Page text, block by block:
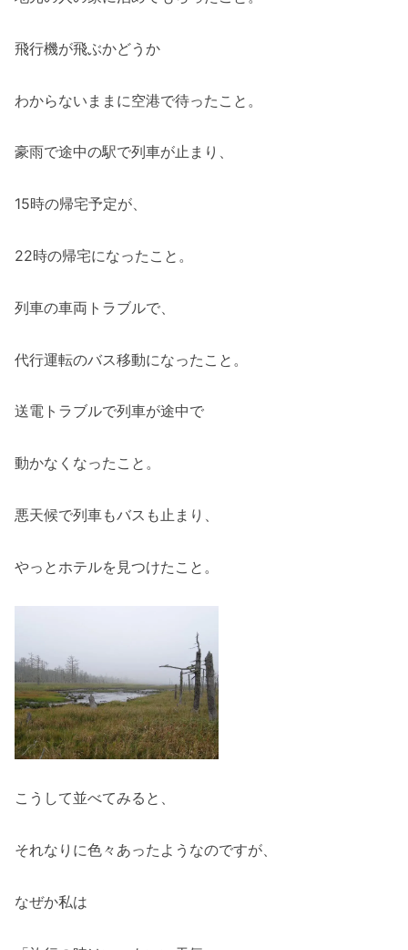
飛行機が飛ぶかどうか
わからないままに空港で待ったこと。
豪雨で途中の駅で列車が止まり、
15時の帰宅予定が、
22時の帰宅になったこと。
列車の車両トラブルで、
代行運転のバス移動になったこと。
送電トラブルで列車が途中で
動かなくなったこと。
悪天候で列車もバスも止まり、
やっとホテルを見つけたこと。
こうして並べてみると、
それなりに色々あったようなのですが、
なぜか私は